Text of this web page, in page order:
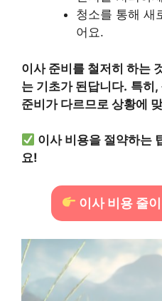
청소를 통해 새
어요.
이사 준비를 철저히 하는
는 기초가 된답니다. 특히,
준비가 다르므로 상황에
이사 비용을 절약하는
요!
이사 비용 줄